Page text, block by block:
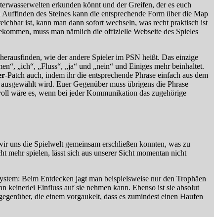
erkunden könnt und der Greifen, der es euch
des Steines kann die entsprechende Form über die Map
ist, kann man dann sofort wechseln, was recht praktisch ist
muss man nämlich die offizielle Webseite des Spieles
wie der andere Spieler im PSN heißt. Das einzige
„ich“, „Fluss“, „ja“ und „nein“ und Einiges mehr beinhaltet.
-Patch auch, indem ihr die entsprechende Phrase einfach aus dem
wird. Euer Gegenüber muss übrigens die Phrase
wäre es, wenn bei jeder Kommunikation das zugehörige
uns die Spielwelt gemeinsam erschließen konnten, was zu
mehr spielen, lässt sich aus unserer Sicht momentan nicht
Beim Entdecken jagt man beispielsweise nur den Trophäen
keinerlei Einfluss auf sie nehmen kann. Ebenso ist sie absolut
die einem vorgaukelt, dass es zumindest einen Haufen